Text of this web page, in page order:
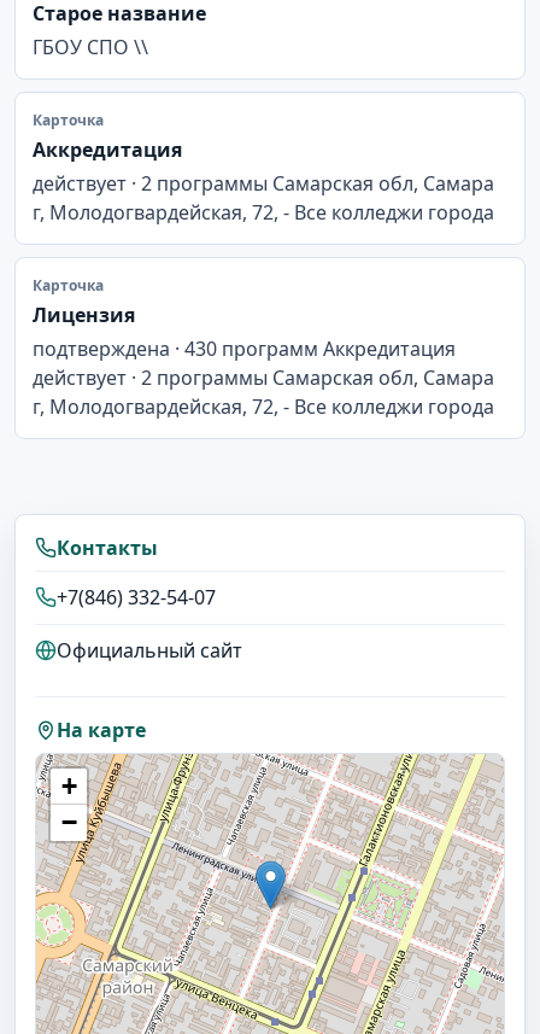
Старое название
ГБОУ СПО \\
Карточка
Аккредитация
действует · 2 программы Самарская обл, Самара
г, Молодогвардейская, 72, - Все колледжи города
Карточка
Лицензия
подтверждена · 430 программ Аккредитация
действует · 2 программы Самарская обл, Самара
г, Молодогвардейская, 72, - Все колледжи города
Контакты
+7(846) 332-54-07
Официальный сайт
На карте
+
−